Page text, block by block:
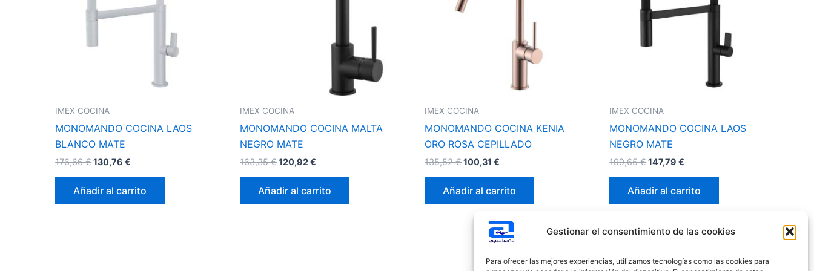
Gestionar el consentimiento de las cookies
Para ofrecer las mejores experiencias, utilizamos tecnologías como las cookies para
IMEX COCINA
MONOMANDO COCINA LAOS
BLANCO MATE
176,66€130,76€
Añadir al carrito
IMEX COCINA
MONOMANDO COCINA MALTA
NEGRO MATE
163,35€120,92€
Añadir al carrito
IMEX COCINA
MONOMANDO COCINA KENIA
ORO ROSA CEPILLADO
135,52€100,31€
Añadir al carrito
IMEX COCINA
MONOMANDO COCINA LAOS
NEGRO MATE
199,65€147,79€
Añadir al carrito